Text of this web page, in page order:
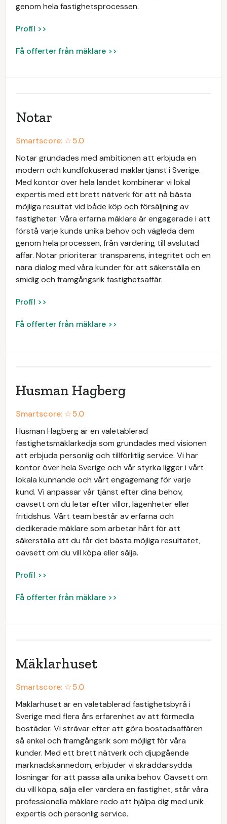
genom hela fastighetsprocessen.
Profil >>
Få offerter från mäklare >>
Notar
Smartscore: ☆5.0
Notar grundades med ambitionen att erbjuda en
modern och kundfokuserad mäklartjänst i Sverige.
Med kontor över hela landet kombinerar vi lokal
expertis med ett brett nätverk för att nå bästa
möjliga resultat vid både köp och försäljning av
fastigheter. Våra erfarna mäklare är engagerade i att
förstå varje kunds unika behov och vägleda dem
genom hela processen, från värdering till avslutad
affär. Notar prioriterar transparens, integritet och en
nära dialog med våra kunder för att säkerställa en
smidig och framgångsrik fastighetsaffär.
Profil >>
Få offerter från mäklare >>
Husman Hagberg
Smartscore: ☆5.0
Husman Hagberg är en väletablerad
fastighetsmäklarkedja som grundades med visionen
att erbjuda personlig och tillförlitlig service. Vi har
kontor över hela Sverige och vår styrka ligger i vårt
lokala kunnande och vårt engagemang för varje
kund. Vi anpassar vår tjänst efter dina behov,
oavsett om du letar efter villor, lägenheter eller
fritidshus. Vårt team består av erfarna och
dedikerade mäklare som arbetar hårt för att
säkerställa att du får det bästa möjliga resultatet,
oavsett om du vill köpa eller sälja.
Profil >>
Få offerter från mäklare >>
Mäklarhuset
Smartscore: ☆5.0
Mäklarhuset är en väletablerad fastighetsbyrå i
Sverige med flera års erfarenhet av att förmedla
bostäder. Vi strävar efter att göra bostadsaffären
så enkel och framgångsrik som möjligt för våra
kunder. Med ett brett nätverk och djupgående
marknadskännedom, erbjuder vi skräddarsydda
lösningar för att passa alla unika behov. Oavsett om
du vill köpa, sälja eller värdera en fastighet, står våra
professionella mäklare redo att hjälpa dig med unik
expertis och personlig service.